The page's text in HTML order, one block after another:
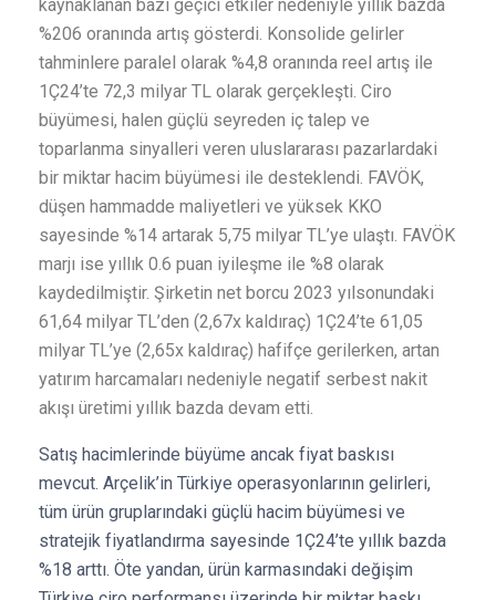
kaynaklanan bazı geçici etkiler nedeniyle yıllık bazda
%206 oranında artış gösterdi. Konsolide gelirler
tahminlere paralel olarak %4,8 oranında reel artış ile
1Ç24’te 72,3 milyar TL olarak gerçekleşti. Ciro
büyümesi, halen güçlü seyreden iç talep ve
toparlanma sinyalleri veren uluslararası pazarlardaki
bir miktar hacim büyümesi ile desteklendi. FAVÖK,
düşen hammadde maliyetleri ve yüksek KKO
sayesinde %14 artarak 5,75 milyar TL’ye ulaştı. FAVÖK
marjı ise yıllık 0.6 puan iyileşme ile %8 olarak
kaydedilmiştir. Şirketin net borcu 2023 yılsonundaki
61,64 milyar TL’den (2,67x kaldıraç) 1Ç24’te 61,05
milyar TL’ye (2,65x kaldıraç) hafifçe gerilerken, artan
yatırım harcamaları nedeniyle negatif serbest nakit
akışı üretimi yıllık bazda devam etti.
Satış hacimlerinde büyüme ancak fiyat baskısı
mevcut. Arçelik’in Türkiye operasyonlarının gelirleri,
tüm ürün gruplarındaki güçlü hacim büyümesi ve
stratejik fiyatlandırma sayesinde 1Ç24’te yıllık bazda
%18 arttı. Öte yandan, ürün karmasındaki değişim